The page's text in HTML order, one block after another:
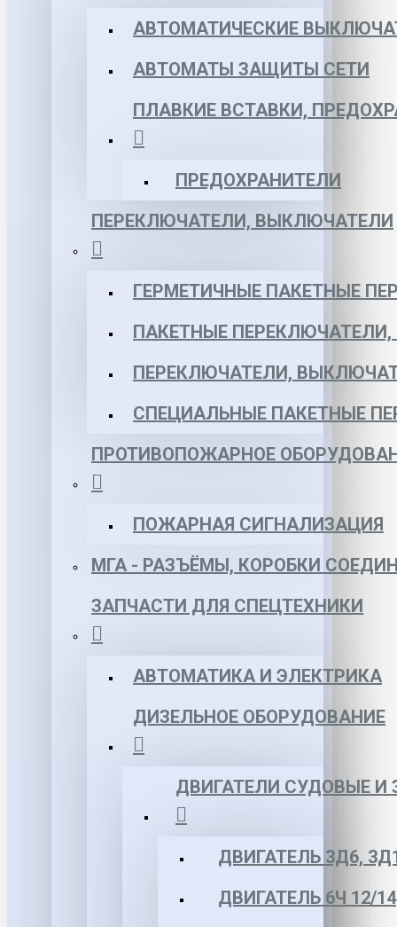
АВТОМАТИЧЕСКИЕ
АВТОМАТЫ ЗАЩИТЫ СЕТИ
ПЛАВКИЕ ВСТАВКИ,
ПРЕДОХРАНИТЕЛИ
ПЕРЕКЛЮЧАТЕЛИ, ВЫКЛЮЧАТЕЛИ
ГЕРМЕТИЧНЫЕ ПАКЕТНЫЕ
ПАКЕТНЫЕ
ПЕРЕКЛЮЧАТЕЛИ,
СПЕЦИАЛЬНЫЕ ПАКЕТНЫЕ
ПРОТИВОПОЖАРНОЕ
ПОЖАРНАЯ СИГНАЛИЗАЦИЯ
МГА - РАЗЪЁМЫ, КОРОБКИ
ЗАПЧАСТИ ДЛЯ СПЕЦТЕХНИКИ
АВТОМАТИКА И ЭЛЕКТРИКА
ДИЗЕЛЬНОЕ ОБОРУДОВАНИЕ
ДВИГАТЕЛИ СУДОВЫЕ И
ДВИГАТЕЛЬ 3Д6,
ДВИГАТЕЛЬ 6Ч 12/14